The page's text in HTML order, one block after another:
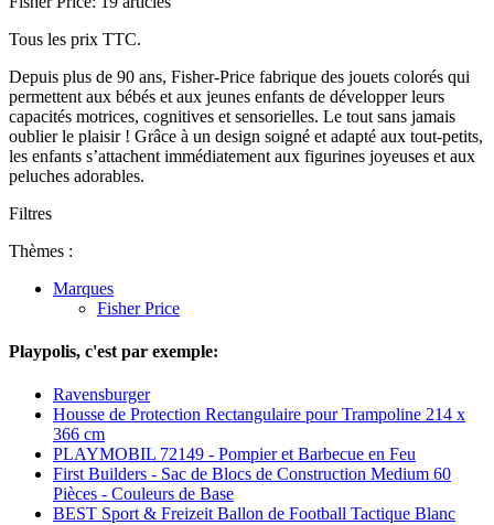
Tous les prix TTC.
Depuis plus de 90 ans, Fisher-Price fabrique des jouets colorés qui
permettent aux bébés et aux jeunes enfants de développer leurs
capacités motrices, cognitives et sensorielles. Le tout sans jamais
oublier le plaisir ! Grâce à un design soigné et adapté aux tout-petits,
les enfants s’attachent immédiatement aux figurines joyeuses et aux
peluches adorables.
Filtres
Thèmes :
Marques
Fisher Price
Playpolis, c'est par exemple:
Ravensburger
Housse de Protection Rectangulaire pour Trampoline 214 x
366 cm
PLAYMOBIL 72149 - Pompier et Barbecue en Feu
First Builders - Sac de Blocs de Construction Medium 60
Pièces - Couleurs de Base
BEST Sport & Freizeit Ballon de Football Tactique Blanc